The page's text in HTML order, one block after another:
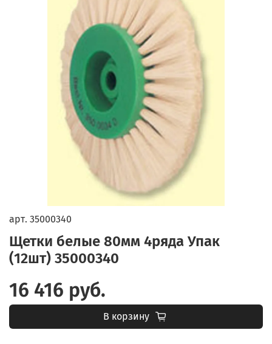
арт. 35000340
Щетки белые 80мм 4ряда Упак
(12шт) 35000340
16 416 руб.
В корзину